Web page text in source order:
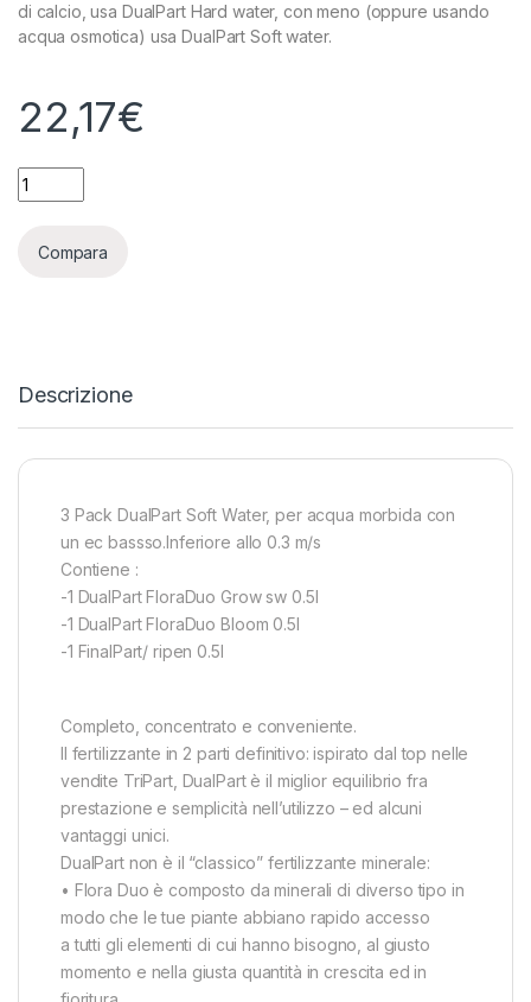
di calcio, usa DualPart Hard water, con meno (oppure usando
acqua osmotica) usa DualPart Soft water.
22,17€
TERRA AQUATICA (GHE) - STARTER KIT DUALPART SOFT
Compara
Descrizione
3 Pack DualPart Soft Water, per acqua morbida con
un ec bassso.Inferiore allo 0.3 m/s
Contiene :
-1 DualPart FloraDuo Grow sw 0.5l
-1 DualPart FloraDuo Bloom 0.5l
-1 FinalPart/ ripen 0.5l
Completo, concentrato e conveniente.
Il fertilizzante in 2 parti definitivo: ispirato dal top nelle
vendite TriPart, DualPart è il miglior equilibrio fra
prestazione e semplicità nell’utilizzo – ed alcuni
vantaggi unici.
DualPart non è il “classico” fertilizzante minerale:
• Flora Duo è composto da minerali di diverso tipo in
modo che le tue piante abbiano rapido accesso
a tutti gli elementi di cui hanno bisogno, al giusto
momento e nella giusta quantità in crescita ed in